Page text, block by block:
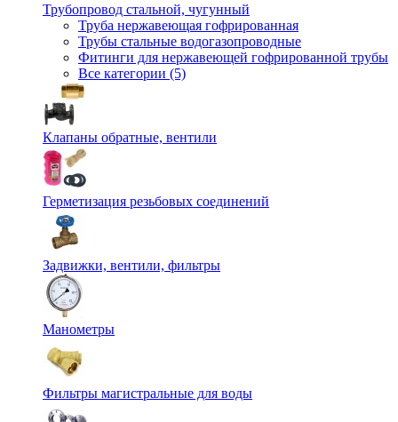
Трубопровод стальной, чугунный
Труба нержавеющая гофрированная
Трубы стальные водогазопроводные
Фитинги для нержавеющей гофрированной трубы
Все категории (5)
Клапаны обратные, вентили
Герметизация резьбовых соединений
Задвижки, вентили, фильтры
Манометры
Фильтры магистральные для воды